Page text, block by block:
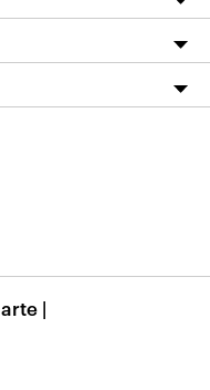
arte |